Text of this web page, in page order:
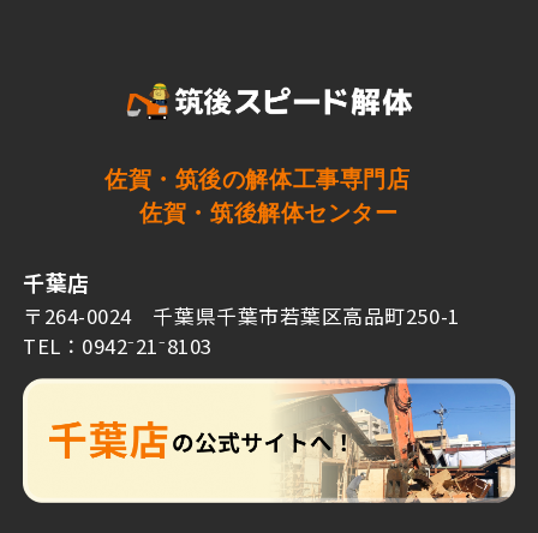
佐賀・筑後の解体工事専門店
佐賀・筑後解体センター
千葉店
〒264-0024 千葉県千葉市若葉区高品町250-1
TEL：0942⁻21⁻8103